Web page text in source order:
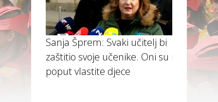
Sanja Šprem: Svaki učitelj bi
zaštitio svoje učenike. Oni su im
poput vlastite djece